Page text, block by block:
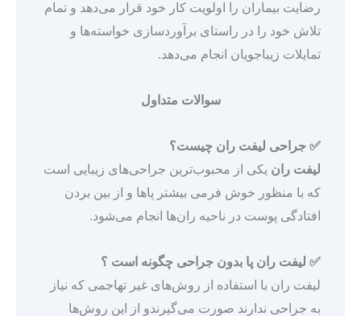
رضایت بیماران را اولویت کار خود قرار می‌دهد و تمام
تلاش خود را در راستای برآوردسازی خواسته‌ها و
تمایلات زیباجویان انجام می‌دهد.
سوالات متداول
✅ جراحی لیفت ران چیست؟
لیفت ران یکی از محبوب‌ترین جراحی‌های زیبایی است
که با منظور خوش فرمی بیشتر پاها و از بین بردن
افتادگی پوست در ناحیه ران‌ها انجام می‌شود.
✅ لیفت ران پا بدون جراحی چگونه است ؟
لیفت ران با استفاده از روش‌های غیر تهاجمی که نیاز
به جراحی ندارند صورت می‌گیرندو از این روش‌ها